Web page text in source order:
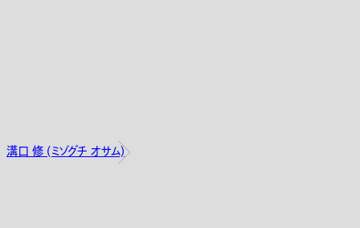
溝口 修 (ミゾグチ オサム)